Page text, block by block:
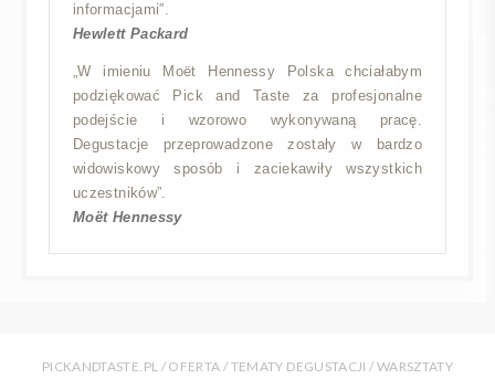
informacjami”.
Hewlett Packard
„W imieniu Moët Hennessy Polska chciałabym
podziękować Pick and Taste za profesjonalne
podejście i wzorowo wykonywaną pracę.
Degustacje przeprowadzone zostały w bardzo
widowiskowy sposób i zaciekawiły wszystkich
uczestników”.
Moët Hennessy
PICKANDTASTE.PL / OFERTA / TEMATY DEGUSTACJI / WARSZTATY